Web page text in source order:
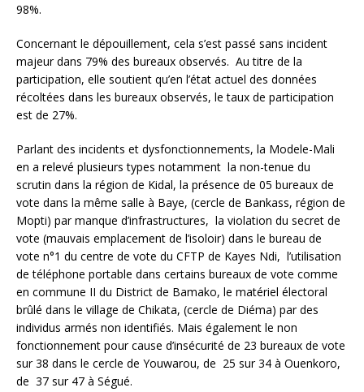
98%.
Concernant le dépouillement, cela s’est passé sans incident
majeur dans 79% des bureaux observés. Au titre de la
participation, elle soutient qu’en l’état actuel des données
récoltées dans les bureaux observés, le taux de participation
est de 27%.
Parlant des incidents et dysfonctionnements, la Modele-Mali
en a relevé plusieurs types notamment la non-tenue du
scrutin dans la région de Kidal, la présence de 05 bureaux de
vote dans la même salle à Baye, (cercle de Bankass, région de
Mopti) par manque d’infrastructures, la violation du secret de
vote (mauvais emplacement de l’isoloir) dans le bureau de
vote n°1 du centre de vote du CFTP de Kayes Ndi, l’utilisation
de téléphone portable dans certains bureaux de vote comme
en commune II du District de Bamako, le matériel électoral
brûlé dans le village de Chikata, (cercle de Diéma) par des
individus armés non identifiés. Mais également le non
fonctionnement pour cause d’insécurité de 23 bureaux de vote
sur 38 dans le cercle de Youwarou, de 25 sur 34 à Ouenkoro,
de 37 sur 47 à Ségué.